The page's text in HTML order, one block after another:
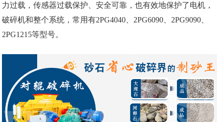
力过载，传感器过载保护、安全可靠，也有效地保护了电机，
破碎机和整个系统，常用有2PG4040、2PG6090、2PG9090、
2PG1215等型号。